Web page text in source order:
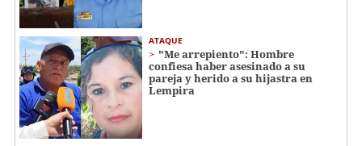
ATAQUE
"Me arrepiento": Hombre
confiesa haber asesinado a su
pareja y herido a su hijastra en
Lempira